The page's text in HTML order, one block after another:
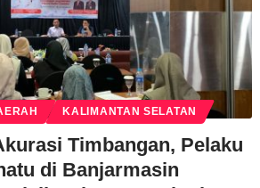
KALIMANTAN SELATAN
Timbangan, Pelaku
di Banjarmasin